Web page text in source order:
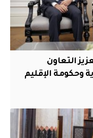
التعاون
وحكومة الإقليم